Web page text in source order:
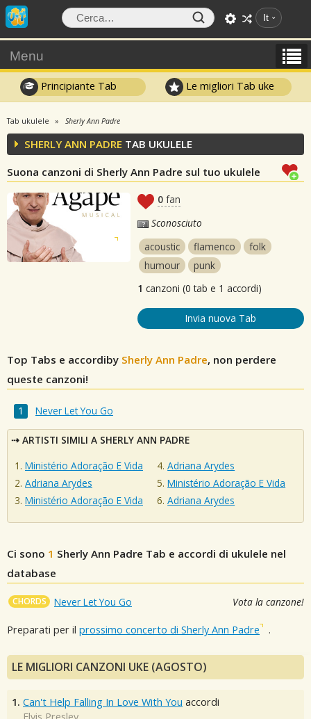
It
Menu
Principiante Tab Le migliori Tab uke
Tab ukulele Sherly Ann Padre
SHERLY ANN PADRE TAB UKULELE
Suona canzoni di Sherly Ann Padre sul tuo ukulele
0 fan
Sconosciuto
acoustic
flamenco
folk
humour
punk
1 canzoni (0 tab e 1 accordi)
Invia nuova Tab
Top Tabs e accordiby Sherly Ann Padre, non perdere
queste canzoni!
Never Let You Go
ARTISTI SIMILI A SHERLY ANN PADRE
Ministério Adoração E Vida
Adriana Arydes
Ministério Adoração E Vida
Adriana Arydes
Ministério Adoração E Vida
Adriana Arydes
Ci sono 1 Sherly Ann Padre Tab e accordi di ukulele nel
database
CHORDS Never Let You Go Vota la canzone!
Preparati per il prossimo concerto di Sherly Ann Padre .
LE MIGLIORI CANZONI UKE (AGOSTO)
1. Can't Help Falling In Love With You accordi